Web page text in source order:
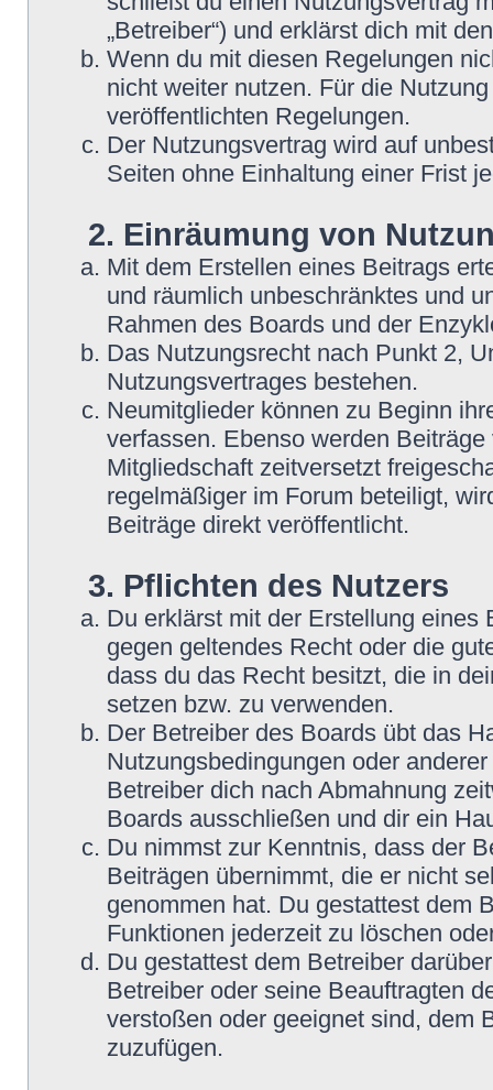
„Betreiber“) und erklärst dich mit
Wenn du mit diesen Regelungen
nicht weiter nutzen. Für die
veröffentlichten Regelungen.
Der Nutzungsvertrag wird auf
Seiten ohne Einhaltung einer Frist
2. Einräumung von
Mit dem Erstellen eines Beitrags
und räumlich unbeschränktes und
Rahmen des Boards und der
Das Nutzungsrecht nach Punkt 2,
Nutzungsvertrages bestehen.
Neumitglieder können zu Beginn
verfassen. Ebenso werden
Mitgliedschaft zeitversetzt
regelmäßiger im Forum beteiligt,
Beiträge direkt veröffentlicht.
3. Pflichten des Nutzers
Du erklärst mit der Erstellung eines
gegen geltendes Recht oder die
dass du das Recht besitzt, die in
setzen bzw. zu verwenden.
Der Betreiber des Boards übt das
Nutzungsbedingungen oder
Betreiber dich nach Abmahnung
Boards ausschließen und dir ein
Du nimmst zur Kenntnis, dass der
Beiträgen übernimmt, die er nicht
genommen hat. Du gestattest dem
Funktionen jederzeit zu löschen
Du gestattest dem Betreiber
Betreiber oder seine Beauftragten
verstoßen oder geeignet sind, dem
zuzufügen.